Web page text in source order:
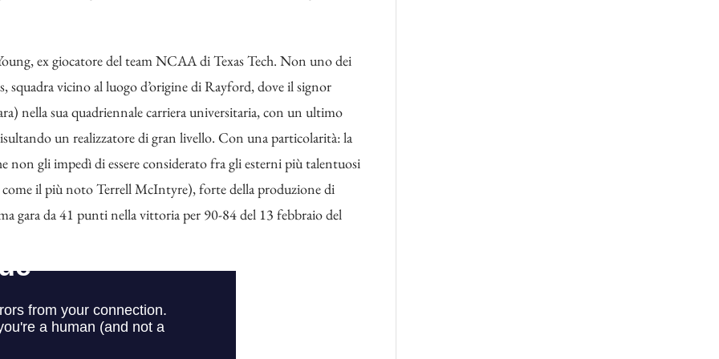
ex giocatore del team NCAA di Texas Tech. Non uno dei
squadra vicino al luogo d’origine di Rayford, dove il signor
nella sua quadriennale carriera universitaria, con un ultimo
un realizzatore di gran livello. Con una particolarità: la
non gli impedì di essere considerato fra gli esterni più talentuosi
come il più noto Terrell McIntyre), forte della produzione di
gara da 41 punti nella vittoria per 90-84 del 13 febbraio del